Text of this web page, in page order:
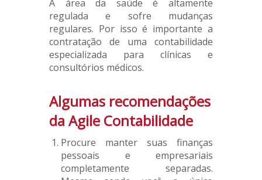
A área da saúde é altamente
regulada e sofre mudanças
regulares. Por isso é importante a
contratação de uma contabilidade
especializada para clínicas e
consultórios médicos.
Algumas recomendações
da Agile Contabilidade
Procure manter suas finanças
pessoais e empresariais
completamente separadas.